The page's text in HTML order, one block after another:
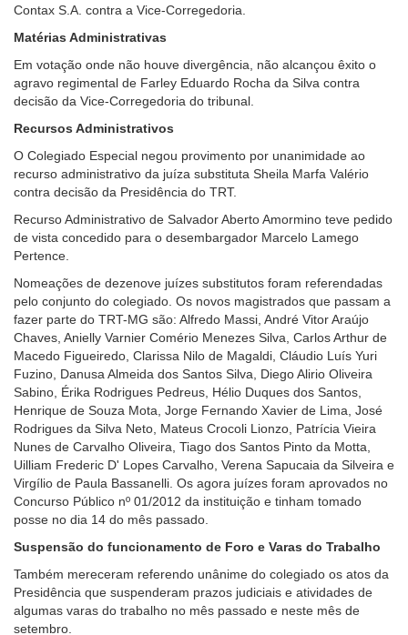
Contax S.A. contra a Vice-Corregedoria.
Matérias Administrativas
Em votação onde não houve divergência, não alcançou êxito o
agravo regimental de Farley Eduardo Rocha da Silva contra
decisão da Vice-Corregedoria do tribunal.
Recursos Administrativos
O Colegiado Especial negou provimento por unanimidade ao
recurso administrativo da juíza substituta Sheila Marfa Valério
contra decisão da Presidência do TRT.
Recurso Administrativo de Salvador Aberto Amormino teve pedido
de vista concedido para o desembargador Marcelo Lamego
Pertence.
Nomeações de dezenove juízes substitutos foram referendadas
pelo conjunto do colegiado. Os novos magistrados que passam a
fazer parte do TRT-MG são: Alfredo Massi, André Vitor Araújo
Chaves, Anielly Varnier Comério Menezes Silva, Carlos Arthur de
Macedo Figueiredo, Clarissa Nilo de Magaldi, Cláudio Luís Yuri
Fuzino, Danusa Almeida dos Santos Silva, Diego Alirio Oliveira
Sabino, Érika Rodrigues Pedreus, Hélio Duques dos Santos,
Henrique de Souza Mota, Jorge Fernando Xavier de Lima, José
Rodrigues da Silva Neto, Mateus Crocoli Lionzo, Patrícia Vieira
Nunes de Carvalho Oliveira, Tiago dos Santos Pinto da Motta,
Uilliam Frederic D' Lopes Carvalho, Verena Sapucaia da Silveira e
Virgílio de Paula Bassanelli. Os agora juízes foram aprovados no
Concurso Público nº 01/2012 da instituição e tinham tomado
posse no dia 14 do mês passado.
Suspensão do funcionamento de Foro e Varas do Trabalho
Também mereceram referendo unânime do colegiado os atos da
Presidência que suspenderam prazos judiciais e atividades de
algumas varas do trabalho no mês passado e neste mês de
setembro.